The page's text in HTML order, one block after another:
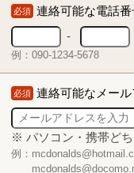
必須 連絡可能な電話番
-
例：090-1234-5678
必須 連絡可能なメール
※ パソコン・携帯ど
例：